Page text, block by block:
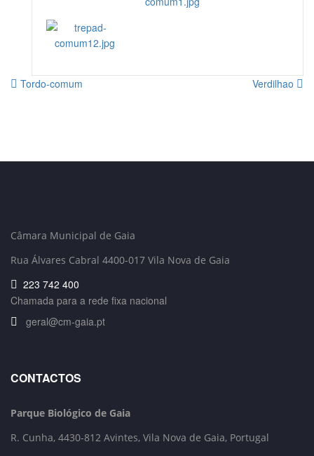
Tordo-comum Verdilhao
Câmara Municipal de Gaia
Rua Álvares Cabral 4400-017 Vila Nova de Gaia
223 742 400
Chamada para a rede fixa nacional
geral@cm-gaia.pt
CONTACTOS
Parque Biológico de Gaia
R. Cunha, 4430-812 Avintes, Vila Nova de Gaia, Portugal